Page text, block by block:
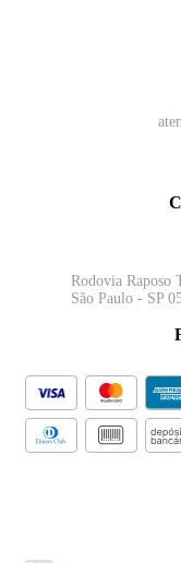
Rodovia Raposo
São Paulo - SP